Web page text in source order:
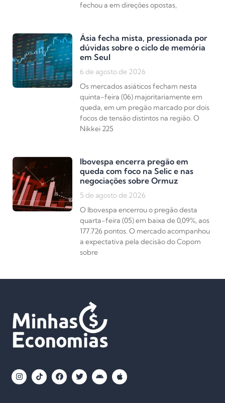
fechou a em direções opostas,
Ásia fecha mista, pressionada por
dúvidas sobre o ciclo de memória
em Seul
6 de agosto de 2026
Os mercados asiáticos fecham nesta
quinta-feira (06) majoritariamente em
queda, em um pregão marcado por dois
focos de tensão distintos na região. O
Nikkei 225
Ibovespa encerra pregão em
queda com foco na Selic e nas
negociações sobre Ormuz
5 de agosto de 2026
O Ibovespa encerrou o pregão desta
quarta-feira (05) em baixa de 0,09%, aos
177.726 pontos. O mercado acompanhou
a expectativa pela decisão do Copom
sobre